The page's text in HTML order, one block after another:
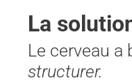
La
Le cerveau a
structurer.